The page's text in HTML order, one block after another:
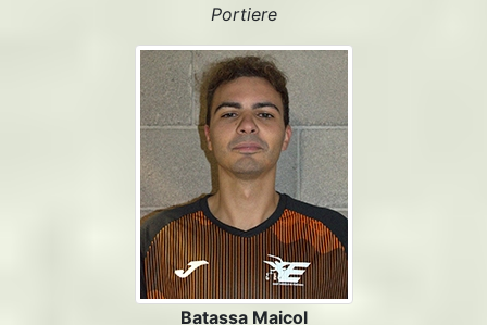
Portiere
Batassa Maicol